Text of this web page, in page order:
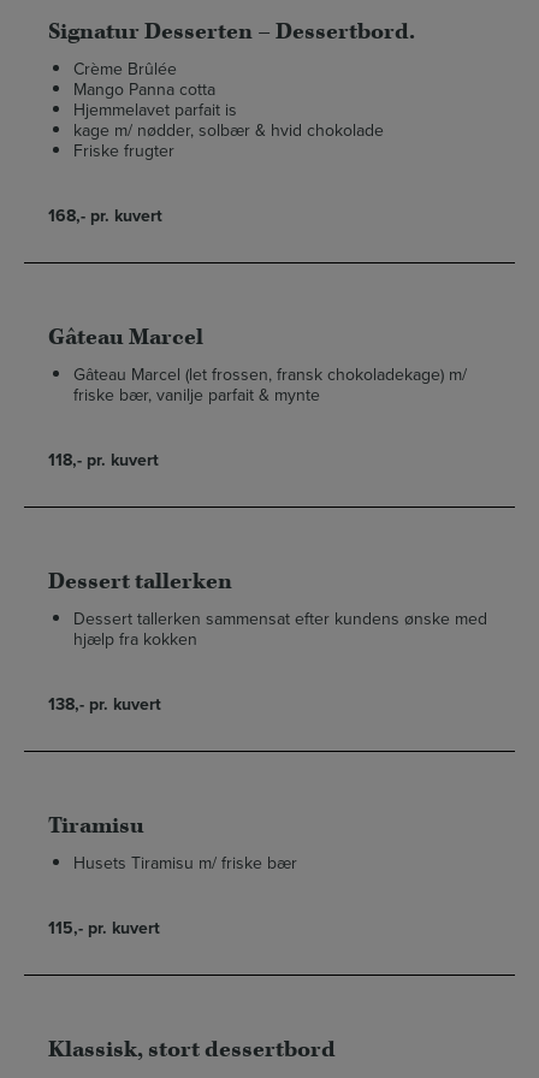
Signatur Desserten – Dessertbord.
Crème Brûlée
Mango Panna cotta
Hjemmelavet parfait is
kage m/ nødder, solbær & hvid chokolade
Friske frugter
168,- pr. kuvert
Gâteau Marcel
Gâteau Marcel (let frossen, fransk chokoladekage) m/
friske bær, vanilje parfait & mynte
118,- pr. kuvert
Dessert tallerken
Dessert tallerken sammensat efter kundens ønske med
hjælp fra kokken
138,- pr. kuvert
Tiramisu
Husets Tiramisu m/ friske bær
115,- pr. kuvert
Klassisk, stort dessertbord